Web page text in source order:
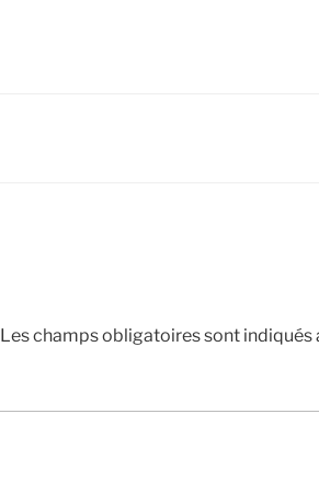
Les champs obligatoires sont indiqués